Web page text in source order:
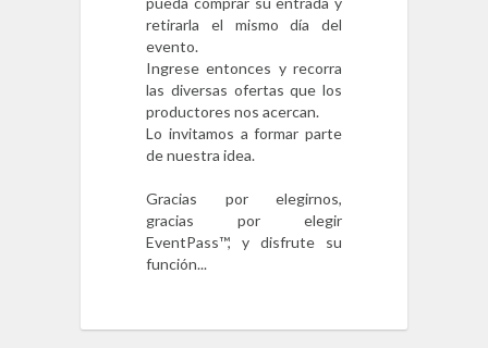
retirarla el mismo día del
evento.
Ingrese entonces y recorra
las diversas ofertas que los
productores nos acercan.
Lo invitamos a formar parte
de nuestra idea.
Gracias por elegirnos,
gracias por elegir
EventPass™, y disfrute su
función...